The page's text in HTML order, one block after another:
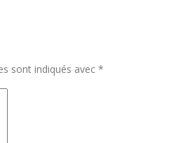
sont indiqués avec *